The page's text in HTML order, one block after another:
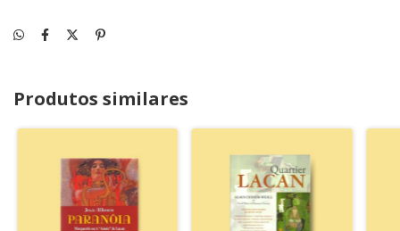
Produtos similares